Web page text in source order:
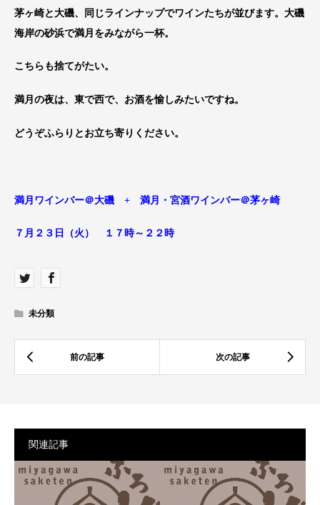
茅ヶ崎と大磯、同じラインナップでワインたちが並びます。大磯
海岸の砂浜で満月をみながら一杯。
こちらも捨てがたい。
満月の夜は、東で西で、お酒を愉しみたいですね。
どうぞふらりとお立ち寄りください。
満月ワインバー＠大磯 + 満月・宮酒ワインバー＠茅ヶ崎
７月２３日（火） １７時～２２時
未分類
関連記事